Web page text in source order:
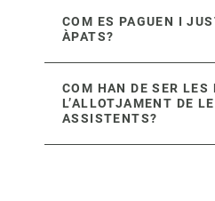
COM ES PAGUEN I
ÀPATS?
COM HAN DE SER LES
L’ALLOTJAMENT DE
ASSISTENTS?